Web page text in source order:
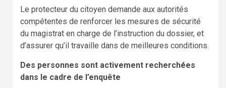
Le protecteur du citoyen demande aux autorités
compétentes de renforcer les mesures de sécurité
du magistrat en charge de l’instruction du dossier, et
d’assurer qu’il travaille dans de meilleures conditions.
Des personnes sont activement recherchées
dans le cadre de l’enquête